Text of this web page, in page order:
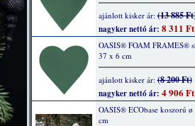
ajánlott kisker ár:(13 885
nagyker nettó ár: 8 311 Ft
OASIS® FOAM FRAMES®
37 x 6 cm
ajánlott kisker ár:(8 200 Ft)
nagyker nettó ár: 4 906 Ft
OASIS® ECObase koszorú
cm